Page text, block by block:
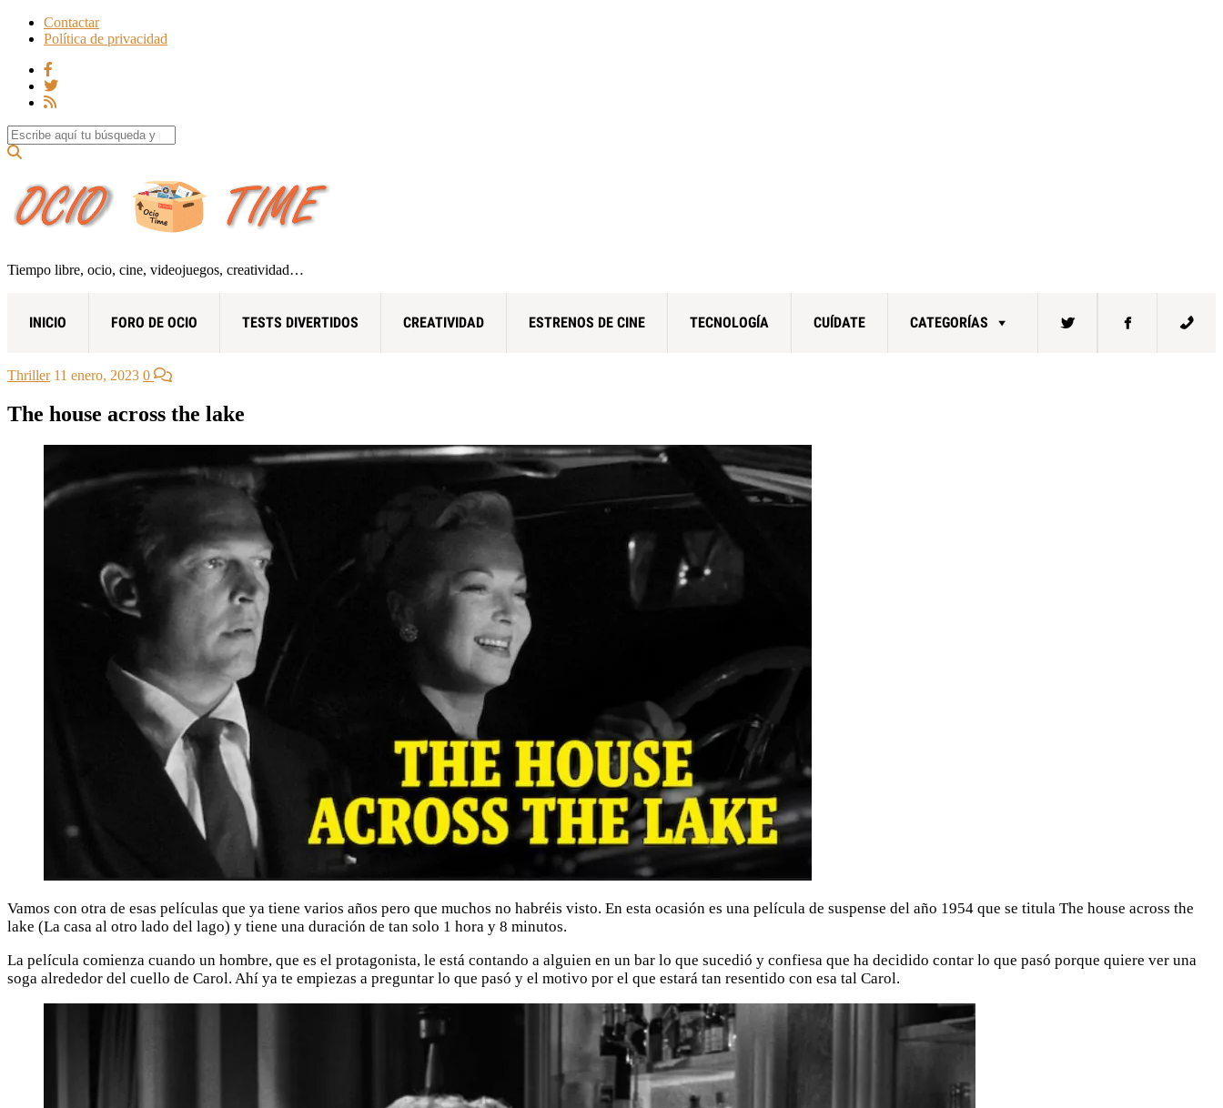
Contactar
Política de privacidad
Search for:
Tiempo libre, ocio, cine, videojuegos, creatividad…
INICIO FORO DE OCIO TESTS DIVERTIDOS CREATIVIDAD ESTRENOS DE CINE TECNOLOGÍA CUÍDATE CATEGORÍAS
Thriller 11 enero, 2023 0
The house across the lake
Vamos con otra de esas películas que ya tiene varios años pero que muchos no habréis visto. En esta ocasión es una película de suspense del año 1954 que se titula The house across the
lake (La casa al otro lado del lago) y tiene una duración de tan solo 1 hora y 8 minutos.
La película comienza cuando un hombre, que es el protagonista, le está contando a alguien en un bar lo que sucedió y confiesa que ha decidido contar lo que pasó porque quiere ver una
soga alrededor del cuello de Carol. Ahí ya te empiezas a preguntar lo que pasó y el motivo por el que estará tan resentido con esa tal Carol.